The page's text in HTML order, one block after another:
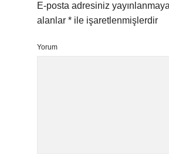
E-posta adresiniz
alanlar * ile işaretlenmişlerdir
Yorum